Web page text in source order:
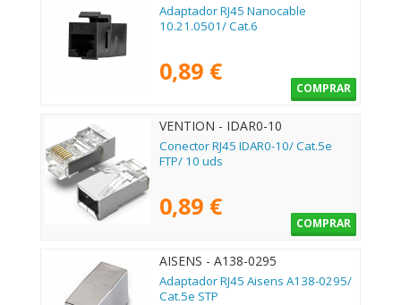
Adaptador RJ45 Nanocable
10.21.0501/ Cat.6
0,89 €
COMPRAR
VENTION - IDAR0-10
Conector RJ45 IDAR0-10/ Cat.5e
FTP/ 10 uds
0,89 €
COMPRAR
AISENS - A138-0295
Adaptador RJ45 Aisens A138-0295/
Cat.5e STP